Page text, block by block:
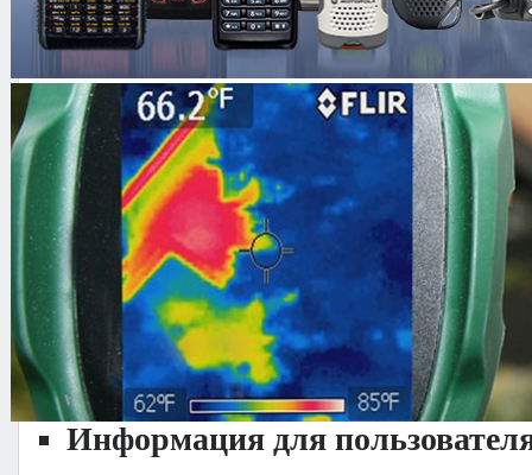
Портативная радиостанция
работать в 4-х различных
системах. Включает в себя
MPT1343, Regionet 43 и ANN.
соответствует стандартам MPT.
Четкое, ясное и громкое звучание
GP680 практически в любом
обеспечивается системами "X-
Expand".
Особенности:
Информация для